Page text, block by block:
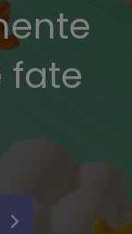
fate